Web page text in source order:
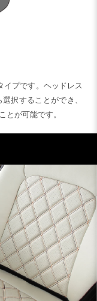
イプです。ヘッドレス
択することができ、
が可能です。